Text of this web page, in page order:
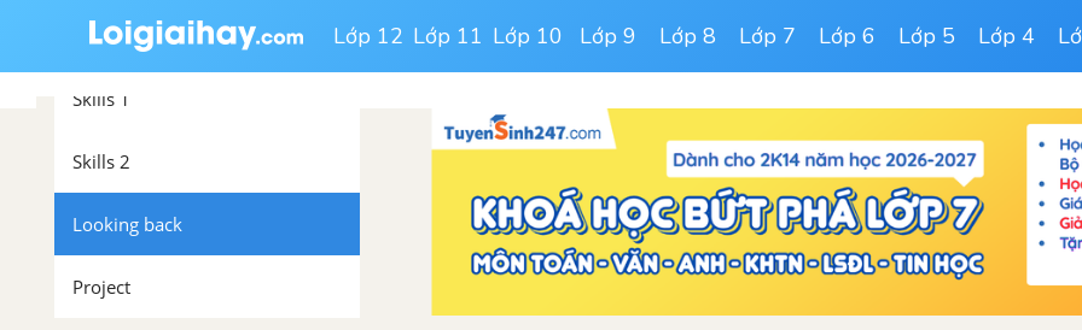
Lớp 12 Lớp 11 Lớp 10 Lớp 9 Lớp 8 Lớp 7 Lớp 6 Lớp 5 Lớp 4
Communication
Skills 1
Skills 2
Looking back
Project